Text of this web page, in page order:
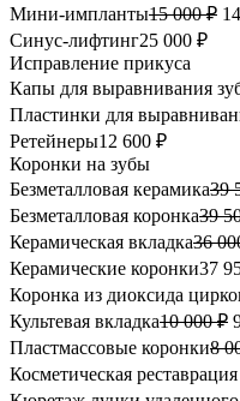
Мини-импланты15 000 ₽
Синус-лифтинг25 000 ₽
Исправление прикуса
Капы для выравнивания
Пластинки для
Ретейнеры12 600 ₽
Коронки на зубы
Безметалловая керамика39
Безметалловая коронка39
Керамическая вкладка36
Керамические коронки37
Коронка из диоксида
Культевая вкладка10 000 ₽
Пластмассовые коронки8
Косметическая